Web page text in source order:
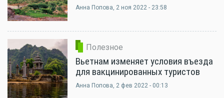
Анна Попова, 2 ноя 2022 - 23:58
Полезное
Вьетнам изменяет условия въезда
для вакцинированных туристов
Анна Попова, 2 фев 2022 - 00:13